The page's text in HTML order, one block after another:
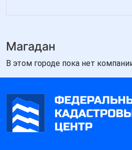
Магадан
В этом городе пока нет